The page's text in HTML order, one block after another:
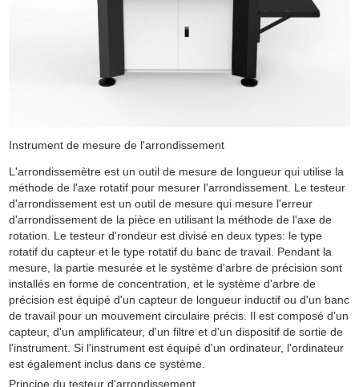
Instrument de mesure de l'arrondissement
L'arrondissemètre est un outil de mesure de longueur qui utilise la
méthode de l'axe rotatif pour mesurer l'arrondissement. Le testeur
d'arrondissement est un outil de mesure qui mesure l'erreur
d'arrondissement de la pièce en utilisant la méthode de l'axe de
rotation. Le testeur d'rondeur est divisé en deux types: le type
rotatif du capteur et le type rotatif du banc de travail. Pendant la
mesure, la partie mesurée et le système d'arbre de précision sont
installés en forme de concentration, et le système d'arbre de
précision est équipé d'un capteur de longueur inductif ou d'un banc
de travail pour un mouvement circulaire précis. Il est composé d'un
capteur, d'un amplificateur, d'un filtre et d'un dispositif de sortie de
l'instrument. Si l'instrument est équipé d'un ordinateur, l'ordinateur
est également inclus dans ce système.
Principe du testeur d'arrondissement